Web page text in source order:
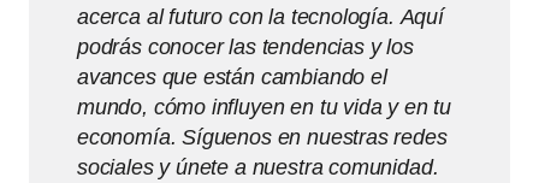
acerca al futuro con la tecnología. Aquí
podrás conocer las tendencias y los
avances que están cambiando el
mundo, cómo influyen en tu vida y en tu
economía. Síguenos en nuestras redes
sociales y únete a nuestra comunidad.